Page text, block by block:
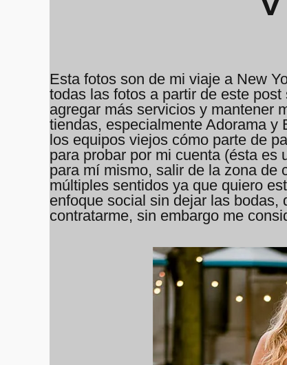
Esta fotos son de mi viaje a New
todas las fotos a partir de este
agregar más servicios y mantener
tiendas, especialmente Adorama y
los equipos viejos cómo parte de
para probar por mi cuenta (ésta
para mí mismo, salir de la zona de
múltiples sentidos ya que quiero
enfoque social sin dejar las
contratarme, sin embargo me